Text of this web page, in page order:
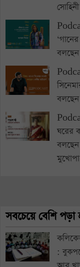
বলছেন
বলছেন
ঘরের
বলছেন
সবচেয়ে বেশি পড়া
: